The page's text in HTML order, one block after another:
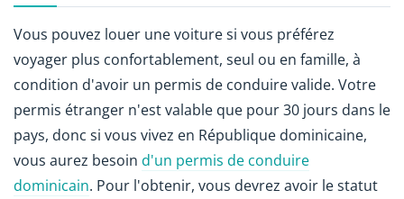
Vous pouvez louer une voiture si vous préférez
voyager plus confortablement, seul ou en famille, à
condition d'avoir un permis de conduire valide. Votre
permis étranger n'est valable que pour 30 jours dans le
pays, donc si vous vivez en République dominicaine,
vous aurez besoin d'un permis de conduire
dominicain. Pour l'obtenir, vous devrez avoir le statut